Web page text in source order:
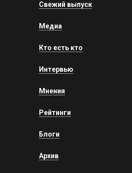
Свежий выпуск
Медиа
Кто есть кто
Интервью
Мнения
Рейтинги
Блоги
Архив